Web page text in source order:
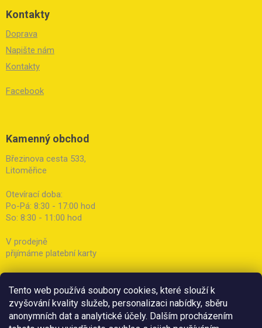
Tento web používá soubory cookies, které slouží k
zvyšování kvality služeb, personalizaci nabídky, sběru
anonymních dat a analytické účely. Dalším procházením
Kontakty
Doprava
Napište nám
Kontakty
Facebook
Kamenný obchod
Březinova cesta 533,
Litoměřice
Otevírací doba:
Po-Pá: 8:30 - 17:00 hod
So: 8:30 - 11:00 hod
V prodejně
přijímáme platební karty